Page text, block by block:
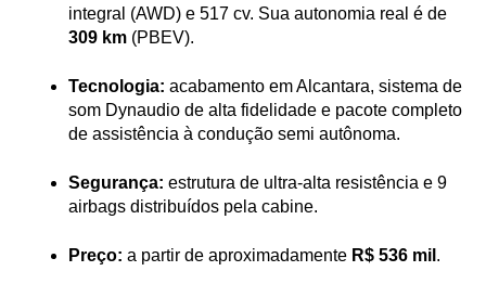
309 km (PBEV).
Tecnologia: acabamento em Alcantara, sistema de
som Dynaudio de alta fidelidade e pacote completo
de assistência à condução semi autônoma.
Segurança: estrutura de ultra-alta resistência e 9
airbags distribuídos pela cabine.
Preço: a partir de aproximadamente R$ 536 mil .